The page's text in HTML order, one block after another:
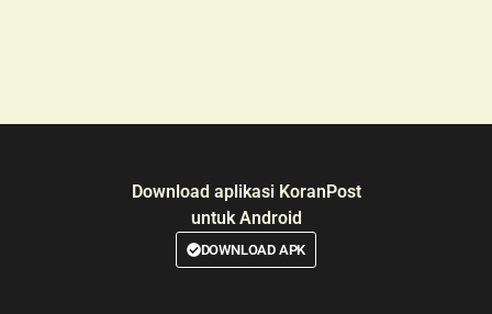
Download aplikasi KoranPost
untuk Android
DOWNLOAD APK